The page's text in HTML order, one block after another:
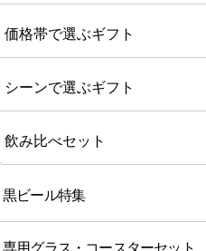
価格帯で選ぶギフト
シーンで選ぶギフト
飲み比べセット
黒ビール特集